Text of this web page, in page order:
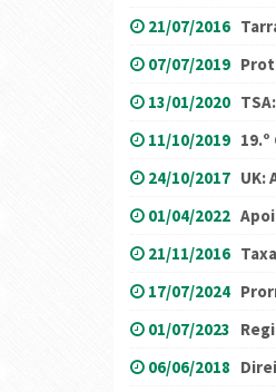
21/07/2016
07/07/2019
13/01/2020
11/10/2019
24/10/2017 UK:
01/04/2022
21/11/2016
17/07/2024
01/07/2023
06/06/2018